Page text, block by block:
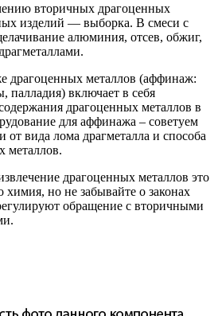
вторичных драгоценных
изделий — выборка. В смеси с
алюминия, отсев, обжиг,
драгоценных металлов (аффинаж:
палладия) включает в себя
драгоценных металлов в
для аффинажа – советуем
от вида лома драгметалла и способа
металлов.
драгоценных металлов это
химия, но не забывайте о законах
обращение с вторичными